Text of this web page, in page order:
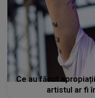
Ce au făcut
artistul ar fi